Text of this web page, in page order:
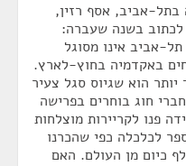
בתל-אביב, אסף רזין,
לכתוב בשנה שעברה:
אביב אינו מסוגל
באקדמיה בחוץ-לארץ.
הוא שגיוס סגל צעיר
חוג בוחרים בפרישה
פנו לקריירות מוצלחות
לכלכלה כפי שהכרנו
חלף כיום מן העולם. האם